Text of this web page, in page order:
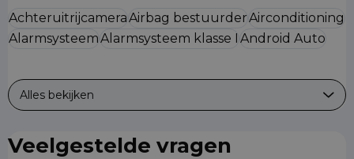
AchteruitrijcameraAirbag bestuurderAirconditioning
AlarmsysteemAlarmsysteem klasse I Android Auto
Alles bekijken
Veelgestelde vragen